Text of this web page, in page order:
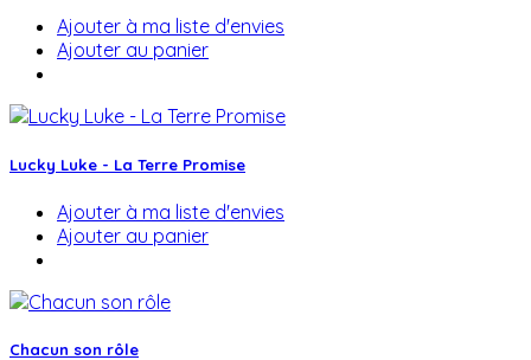
Ajouter à ma liste d'envies
Ajouter au panier
Lucky Luke - La Terre Promise
Ajouter à ma liste d'envies
Ajouter au panier
Chacun son rôle